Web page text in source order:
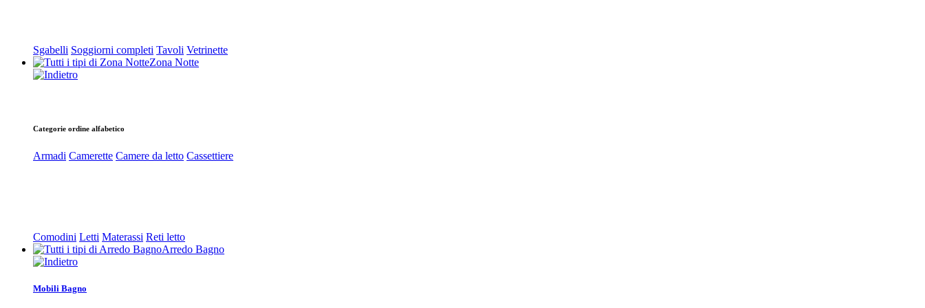
Sgabelli Soggiorni completi Tavoli Vetrinette
Zona Notte
Categorie ordine alfabetico
Armadi Camerette Camere da letto Cassettiere
Comodini Letti Materassi Reti letto
Arredo Bagno
Mobili Bagno